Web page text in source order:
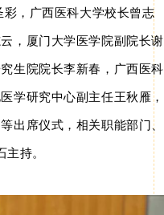
彩，广西医科大学校长曾志
，厦门大学医学院副院长谢
生院院长李新春，广西医科
学研究中心副主任王秋雁，
出席仪式，相关职能部门、
持。